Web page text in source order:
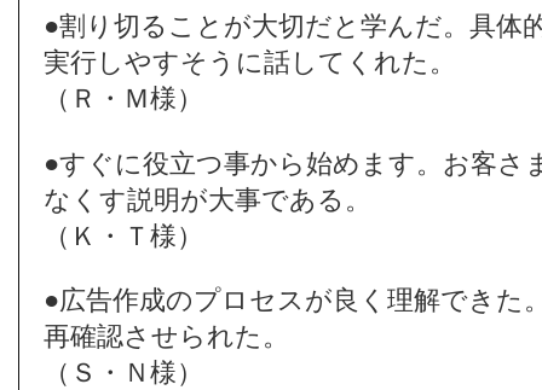
●割り切ることが大切だと学んだ。具体
実行しやすそうに話してくれた。
（Ｒ・Ｍ様）
●すぐに役立つ事から始めます。お客さ
なくす説明が大事である。
（Ｋ・Ｔ様）
●広告作成のプロセスが良く理解できた
再確認させられた。
（Ｓ・Ｎ様）